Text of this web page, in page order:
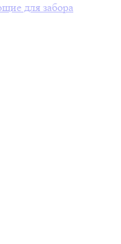
для забора